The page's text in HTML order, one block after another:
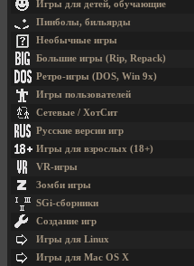
Игры для детей, обучающие
Пинболы, бильярды
Необычные игры
Большие игры (Rip, Repack)
Ретро-игры (DOS, Win 9x)
Игры пользователей
Сетевые / ХотСит
Русские версии игр
Игры для взрослых (18+)
VR-игры
Зомби игры
SGi-сборники
Создание игр
Игры для Linux
Игры для Mac OS X